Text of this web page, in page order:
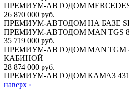
ПРЕМИУМ-АВТОДОМ MERCEDES
26 870 000 руб.
ПРЕМИУМ-АВТОДОМ НА БАЗЕ
ПРЕМИУМ-АВТОДОМ MAN TGS
35 719 000 руб.
ПРЕМИУМ-АВТОДОМ MAN TGM
КАБИНОЙ
28 874 000 руб.
ПРЕМИУМ-АВТОДОМ КАМАЗ
наверх ‹